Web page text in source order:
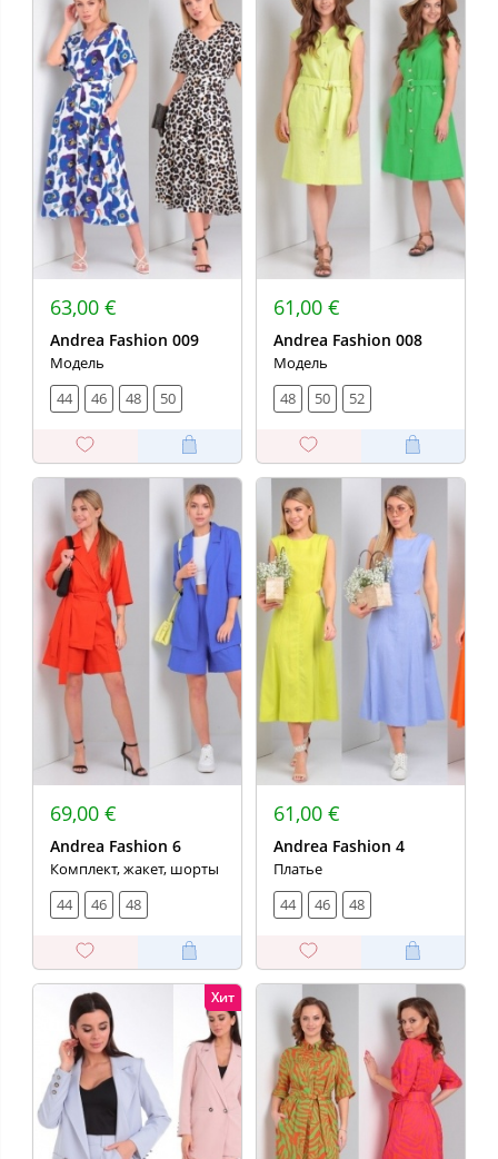
63,00 €
Andrea Fashion 009
Модель
44
46 48 50
61,00 €
Andrea Fashion 008
Модель
48
50 52
69,00 €
Andrea Fashion 6
Комплект, жакет, шорты
44
46 48
61,00 €
Andrea Fashion 4
Платье
44
46 48
Хит